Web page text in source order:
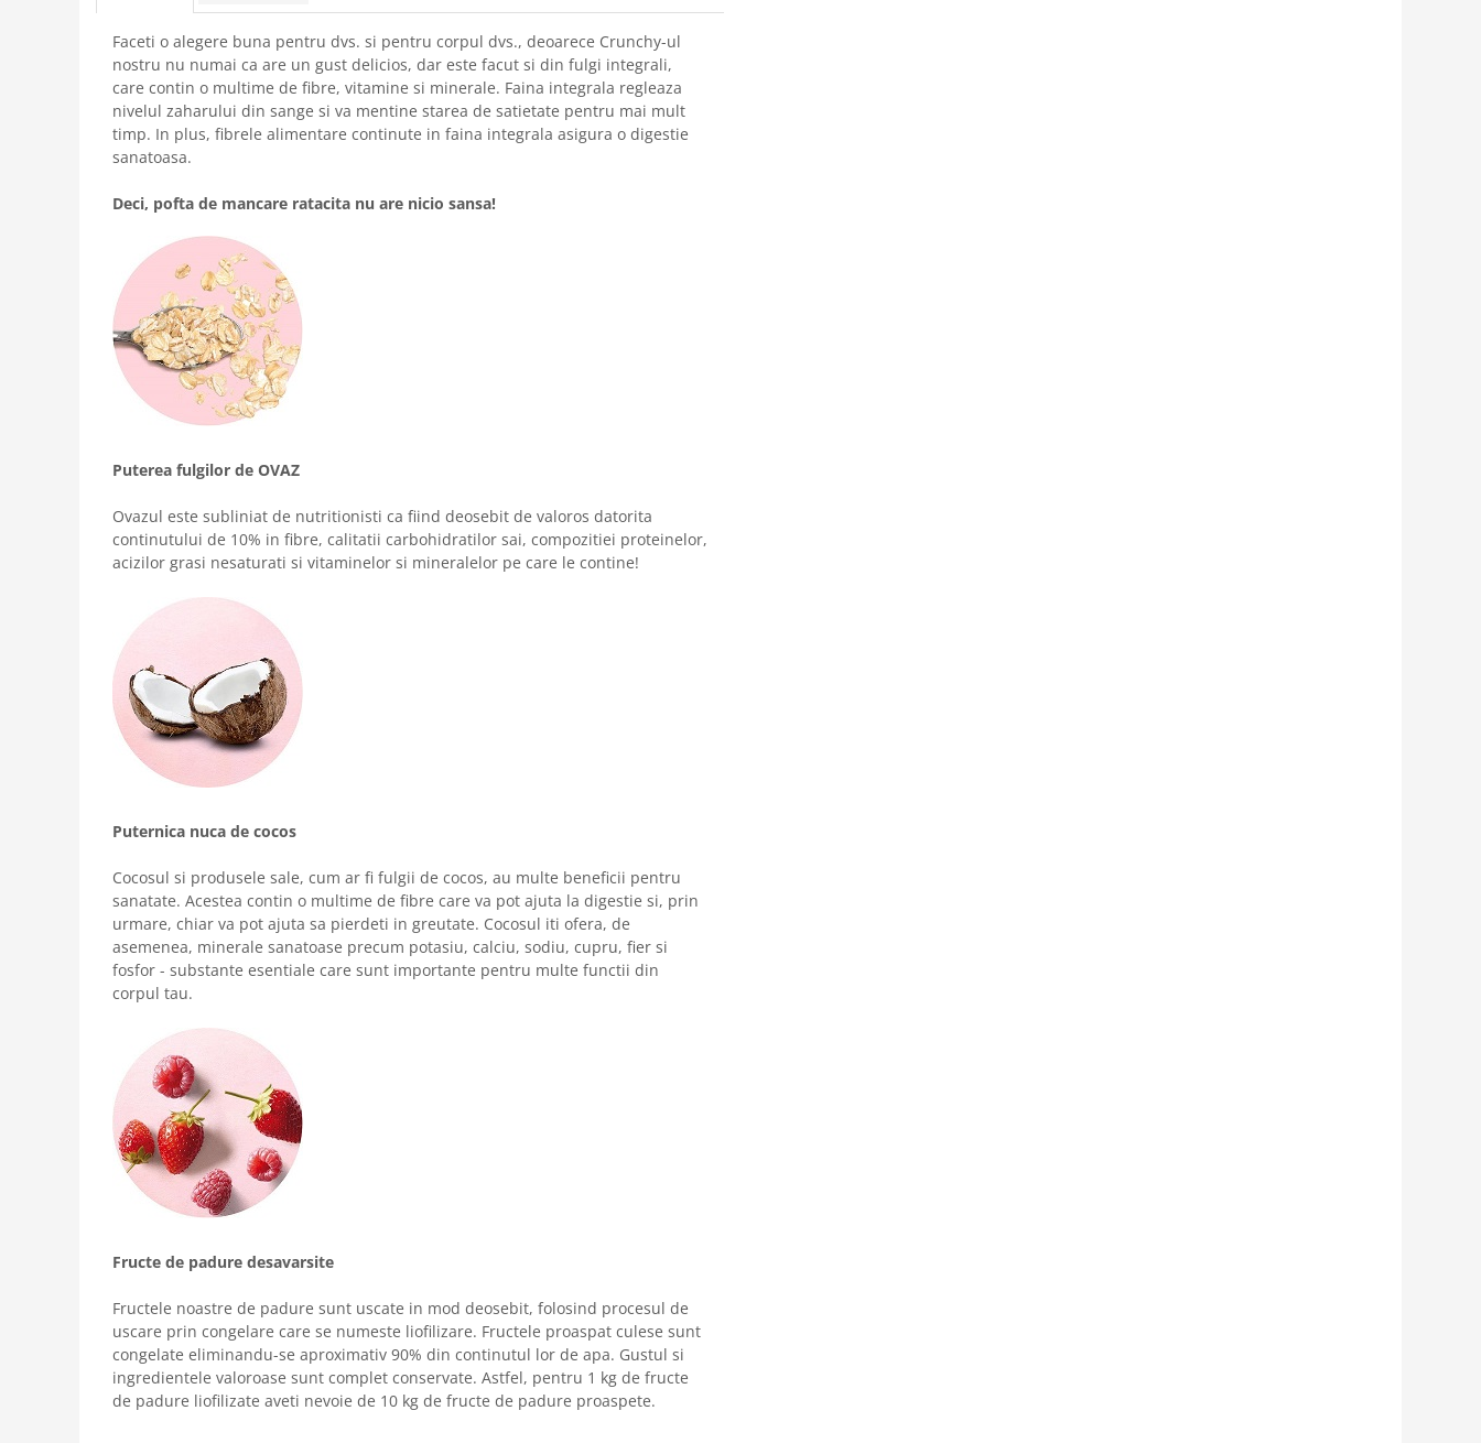
Faceti o alegere buna pentru dvs. si pentru corpul dvs., deoarece Crunchy-ul
nostru nu numai ca are un gust delicios, dar este facut si din fulgi integrali,
care contin o multime de fibre, vitamine si minerale. Faina integrala regleaza
nivelul zaharului din sange si va mentine starea de satietate pentru mai mult
timp. In plus, fibrele alimentare continute in faina integrala asigura o digestie
sanatoasa.
Deci, pofta de mancare ratacita nu are nicio sansa!
Puterea fulgilor de OVAZ
Ovazul este subliniat de nutritionisti ca fiind deosebit de valoros datorita
continutului de 10% in fibre, calitatii carbohidratilor sai, compozitiei proteinelor,
acizilor grasi nesaturati si vitaminelor si mineralelor pe care le contine!
Puternica nuca de cocos
Cocosul si produsele sale, cum ar fi fulgii de cocos, au multe beneficii pentru
sanatate. Acestea contin o multime de fibre care va pot ajuta la digestie si, prin
urmare, chiar va pot ajuta sa pierdeti in greutate. Cocosul iti ofera, de
asemenea, minerale sanatoase precum potasiu, calciu, sodiu, cupru, fier si
fosfor - substante esentiale care sunt importante pentru multe functii din
corpul tau.
Fructe de padure desavarsite
Fructele noastre de padure sunt uscate in mod deosebit, folosind procesul de
uscare prin congelare care se numeste liofilizare. Fructele proaspat culese sunt
congelate eliminandu-se aproximativ 90% din continutul lor de apa. Gustul si
ingredientele valoroase sunt complet conservate. Astfel, pentru 1 kg de fructe
de padure liofilizate aveti nevoie de 10 kg de fructe de padure proaspete.